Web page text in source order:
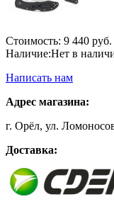
Стоимость: 9 440 руб.
Наличие:Нет в
Написать нам
Адрес магазина:
г. Орёл, ул.
Доставка: